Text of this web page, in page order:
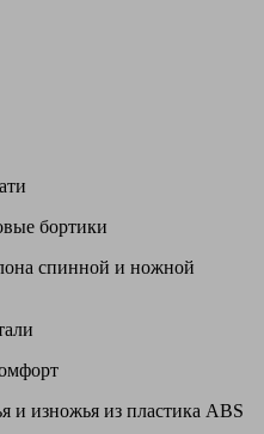
бортики
спинной и ножной
и изножья из пластика ABS